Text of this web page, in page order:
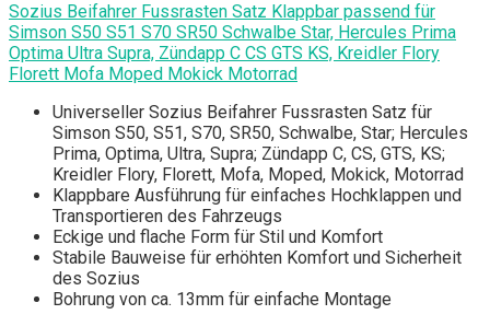
Sozius Beifahrer Fussrasten Satz Klappbar passend für
Simson S50 S51 S70 SR50 Schwalbe Star, Hercules Prima
Optima Ultra Supra, Zündapp C CS GTS KS, Kreidler Flory
Florett Mofa Moped Mokick Motorrad
Universeller Sozius Beifahrer Fussrasten Satz für
Simson S50, S51, S70, SR50, Schwalbe, Star; Hercules
Prima, Optima, Ultra, Supra; Zündapp C, CS, GTS, KS;
Kreidler Flory, Florett, Mofa, Moped, Mokick, Motorrad
Klappbare Ausführung für einfaches Hochklappen und
Transportieren des Fahrzeugs
Eckige und flache Form für Stil und Komfort
Stabile Bauweise für erhöhten Komfort und Sicherheit
des Sozius
Bohrung von ca. 13mm für einfache Montage